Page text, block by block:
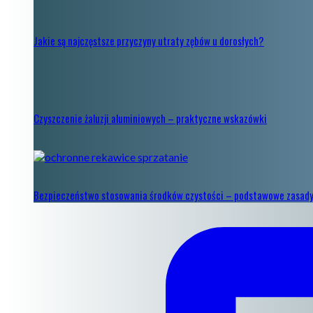
Jakie są najczęstsze przyczyny utraty zębów u dorosłych?
Czyszczenie żaluzji aluminiowych – praktyczne wskazówki
Bezpieczeństwo stosowania środków czystości – podstawowe zasady